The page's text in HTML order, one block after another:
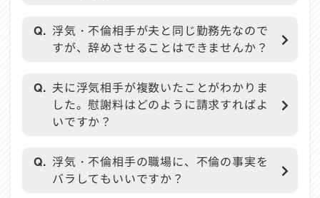
Q. 浮気・不倫相手が夫と同じ勤務先なので
すが、辞めさせることはできませんか？
Q. 夫に浮気相手が複数いたことがわかりま
した。慰謝料はどのように請求すればよ
いですか？
Q. 浮気・不倫相手の職場に、不倫の事実を
バラしてもいいですか？